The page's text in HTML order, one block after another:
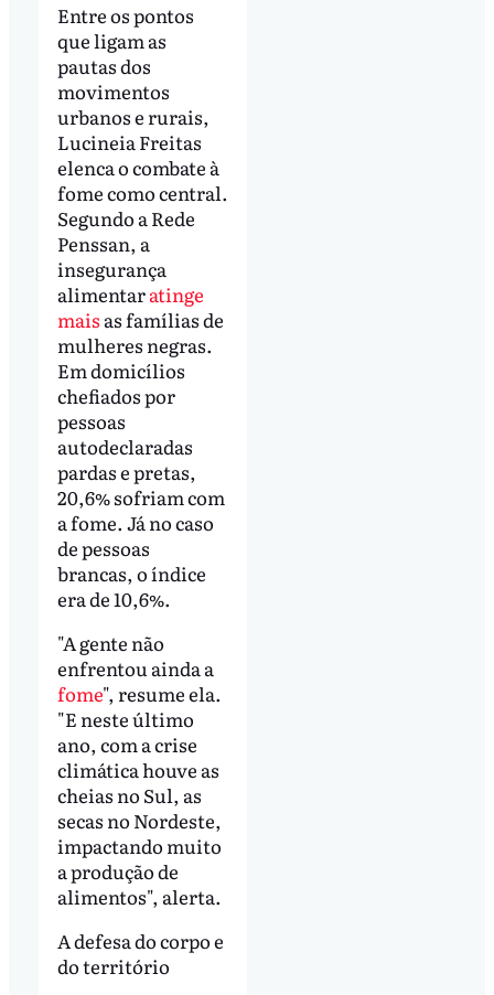
Entre os pontos
que ligam as
pautas dos
movimentos
urbanos e rurais,
Lucineia Freitas
elenca o combate à
fome como central.
Segundo a Rede
Penssan, a
insegurança
alimentaratinge
mais as famílias de
mulheres negras.
Em domicílios
chefiados por
pessoas
autodeclaradas
pardas e pretas,
20,6% sofriam com
a fome. Já no caso
de pessoas
brancas, o índice
era de 10,6%.
"A gente não
enfrentou ainda a
fome", resume ela.
"E neste último
ano, com a crise
climática houve as
cheias no Sul, as
secas no Nordeste,
impactando muito
a produção de
alimentos", alerta.
A defesa do corpo e
do território